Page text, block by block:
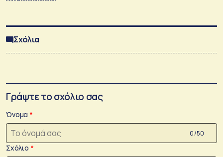
Σχόλια
Γράψτε το σχόλιο σας
Όνομα
0 /50
Σχόλιο